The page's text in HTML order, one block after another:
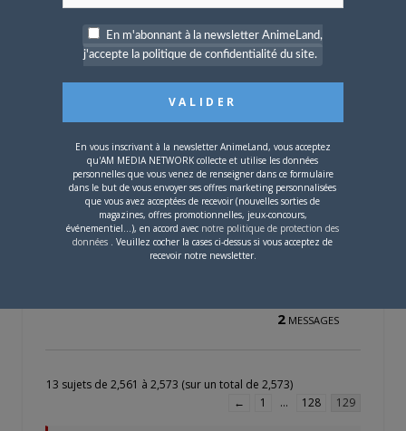
Coucou
Créé par
Zalinass
—il y a 25 ans et 2 mois
Recherche fonds d’écran des
Seiken densetsu
Créé par
ardkor
Dernier message par
doclove
2 MESSAGES
13 sujets de 2,561 à 2,573 (sur un total de 2,573)
←
1 … 128 129
En m'abonnant à la newsletter AnimeLand,
j'accepte la politique de confidentialité du site.
En vous inscrivant à la newsletter AnimeLand, vous acceptez
qu'AM MEDIA NETWORK collecte et utilise les données
personnelles que vous venez de renseigner dans ce formulaire
dans le but de vous envoyer ses offres marketing personnalisées
que vous avez acceptées de recevoir (nouvelles sorties de
magazines, offres promotionnelles, jeux-concours,
événementiel...), en accord avec notre politique de protection des
données . Veuillez cocher la cases ci-dessus si vous acceptez de
recevoir notre newsletter.